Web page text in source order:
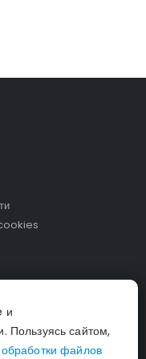
и
Пользуясь сайтом,
файлов